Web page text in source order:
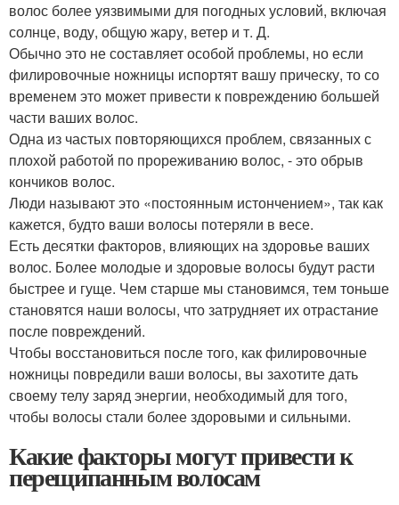
волос более уязвимыми для погодных условий, включая
солнце, воду, общую жару, ветер и т. Д.
Обычно это не составляет особой проблемы, но если
филировочные ножницы испортят вашу прическу, то со
временем это может привести к повреждению большей
части ваших волос.
Одна из частых повторяющихся проблем, связанных с
плохой работой по прореживанию волос, - это обрыв
кончиков волос.
Люди называют это «постоянным истончением», так как
кажется, будто ваши волосы потеряли в весе.
Есть десятки факторов, влияющих на здоровье ваших
волос. Более молодые и здоровые волосы будут расти
быстрее и гуще. Чем старше мы становимся, тем тоньше
становятся наши волосы, что затрудняет их отрастание
после повреждений.
Чтобы восстановиться после того, как филировочные
ножницы повредили ваши волосы, вы захотите дать
своему телу заряд энергии, необходимый для того,
чтобы волосы стали более здоровыми и сильными.
Какие факторы могут привести к
перещипанным волосам